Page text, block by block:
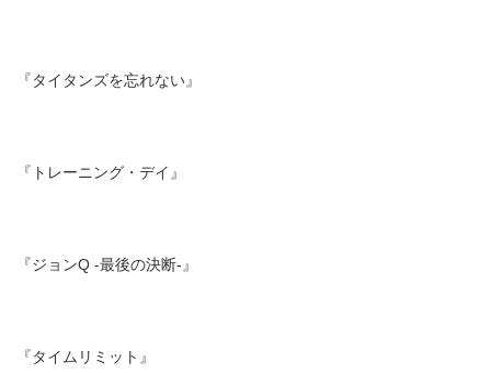
『タイタンズを忘れない』
『トレーニング・デイ』
『ジョンQ -最後の決断-』
『タイムリミット』